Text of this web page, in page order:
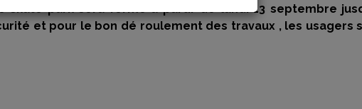
park sera fermé à partir de lundi 13 septembre
et pour le bon dé roulement des travaux , les usagers